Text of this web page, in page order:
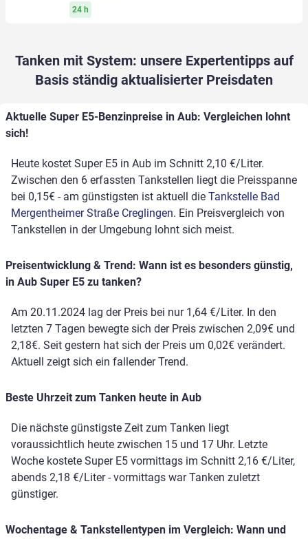
24 h
Tanken mit System: unsere Expertentipps auf
Basis ständig aktualisierter Preisdaten
Aktuelle Super E5-Benzinpreise in Aub: Vergleichen lohnt
sich!
Heute kostet Super E5 in Aub im Schnitt 2,10 €/Liter.
Zwischen den 6 erfassten Tankstellen liegt die Preisspanne
bei 0,15€ - am günstigsten ist aktuell die Tankstelle Bad
Mergentheimer Straße Creglingen. Ein Preisvergleich von
Tankstellen in der Umgebung lohnt sich meist.
Preisentwicklung & Trend: Wann ist es besonders günstig,
in Aub Super E5 zu tanken?
Am 20.11.2024 lag der Preis bei nur 1,64 €/Liter. In den
letzten 7 Tagen bewegte sich der Preis zwischen 2,09€ und
2,18€. Seit gestern hat sich der Preis um 0,02€ verändert.
Aktuell zeigt sich ein fallender Trend.
Beste Uhrzeit zum Tanken heute in Aub
Die nächste günstigste Zeit zum Tanken liegt
voraussichtlich heute zwischen 15 und 17 Uhr. Letzte
Woche kostete Super E5 vormittags im Schnitt 2,16 €/Liter,
abends 2,18 €/Liter - vormittags war Tanken zuletzt
günstiger.
Wochentage & Tankstellentypen im Vergleich: Wann und